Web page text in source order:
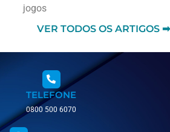
jogos
VER TODOS OS ARTIGOS ➡
TELEFONE
0800 500 6070